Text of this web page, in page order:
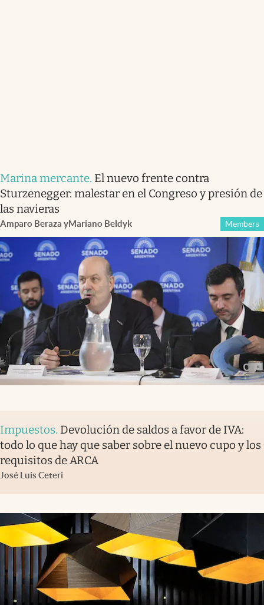
Marina mercante. El nuevo frente contra
Sturzenegger: malestar en el Congreso y presión de
las navieras
Amparo Beraza yMariano Beldyk Members
Impuestos. Devolución de saldos a favor de IVA:
todo lo que hay que saber sobre el nuevo cupo y los
requisitos de ARCA
José Luis Ceteri